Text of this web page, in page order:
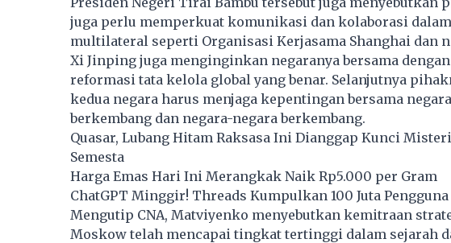
juga perlu memperkuat komunikasi dan kolaborasi
multilateral seperti Organisasi Kerjasama Shanghai dan
Xi Jinping juga menginginkan negaranya bersama
reformasi tata kelola global yang benar. Selanjutnya
kedua negara harus menjaga kepentingan bersama
berkembang dan negara-negara berkembang.
Quasar, Lubang Hitam Raksasa Ini Dianggap Kunci
Semesta
Harga Emas Hari Ini Merangkak Naik Rp5.000 per Gram
ChatGPT Minggir! Threads Kumpulkan 100 Juta
Mengutip CNA, Matviyenko menyebutkan kemitraan
Moskow telah mencapai tingkat tertinggi dalam sejarah